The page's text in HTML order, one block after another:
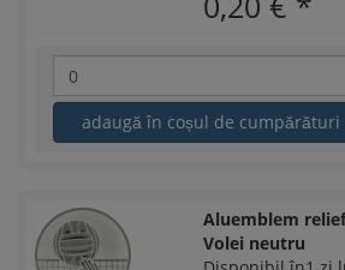
adaugă în coșul de cumpărături
Aluemblem
Volei neutru